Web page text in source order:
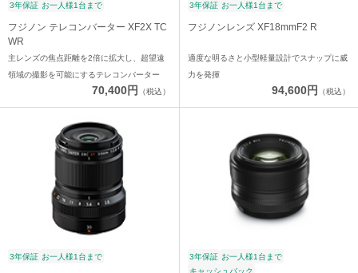
3年保証 お一人様1台まで
フジノン テレコンバーター XF2X TC
WR
主レンズの焦点距離を2倍に拡大し、超望遠
領域の撮影を可能にするテレコンバーター
70,400円 （税込）
3年保証 お一人様1台まで
フジノンレンズ XF18mmF2 R
適度な明るさと小型軽量設計でスナップに威
力を発揮
94,600円 （税込）
3年保証 お一人様1台まで 3年保証 お一人様1台まで